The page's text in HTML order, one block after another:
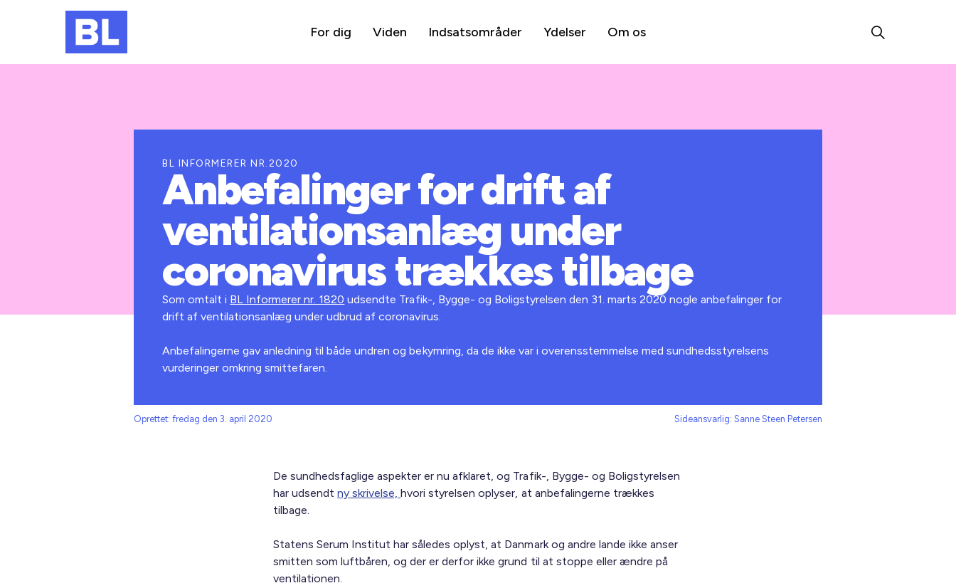
For dig Viden Indsatsområder Ydelser Om os
BL INFORMERER NR.2020
Anbefalinger for drift af
ventilationsanlæg under
coronavirus trækkes tilbage
Som omtalt i BL Informerer nr. 1820 udsendte Trafik-, Bygge- og Boligstyrelsen den 31. marts 2020 nogle anbefalinger for
drift af ventilationsanlæg under udbrud af coronavirus.
Anbefalingerne gav anledning til både undren og bekymring, da de ikke var i overensstemmelse med sundhedsstyrelsens
vurderinger omkring smittefaren.
Oprettet: fredag den 3. april 2020 Sideansvarlig: Sanne Steen Petersen
De sundhedsfaglige aspekter er nu afklaret, og Trafik-, Bygge- og Boligstyrelsen
har udsendtny skrivelse,hvori styrelsen oplyser, at anbefalingerne trækkes
tilbage.
Statens Serum Institut har således oplyst, at Danmark og andre lande ikke anser
smitten som luftbåren, og der er derfor ikke grund til at stoppe eller ændre på
ventilationen.